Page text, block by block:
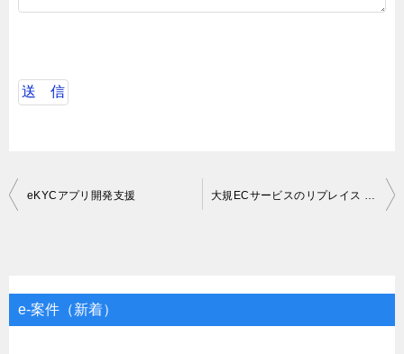
投
ゲ
eKYCアプリ開発支援 大規ECサービスのリプレイス フルスタックエンジニア
e-案件（新着）